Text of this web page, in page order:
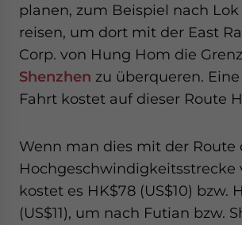
planen, zum Beispiel nach Lok
reisen, um dort mit der East
Corp. von Hung Hom die
Shenzhen zu überqueren.
Fahrt kostet auf dieser Route
Wenn man dies mit der Route
Hochgeschwindigkeitsstrecke
kostet es HK$78 (US$10) bzw.
(US$11), um nach Futian bzw.